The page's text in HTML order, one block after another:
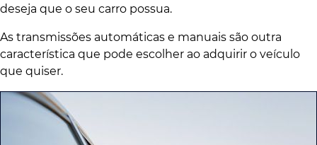
deseja que o seu carro possua.
As transmissões automáticas e manuais são outra
característica que pode escolher ao adquirir o veículo
que quiser.